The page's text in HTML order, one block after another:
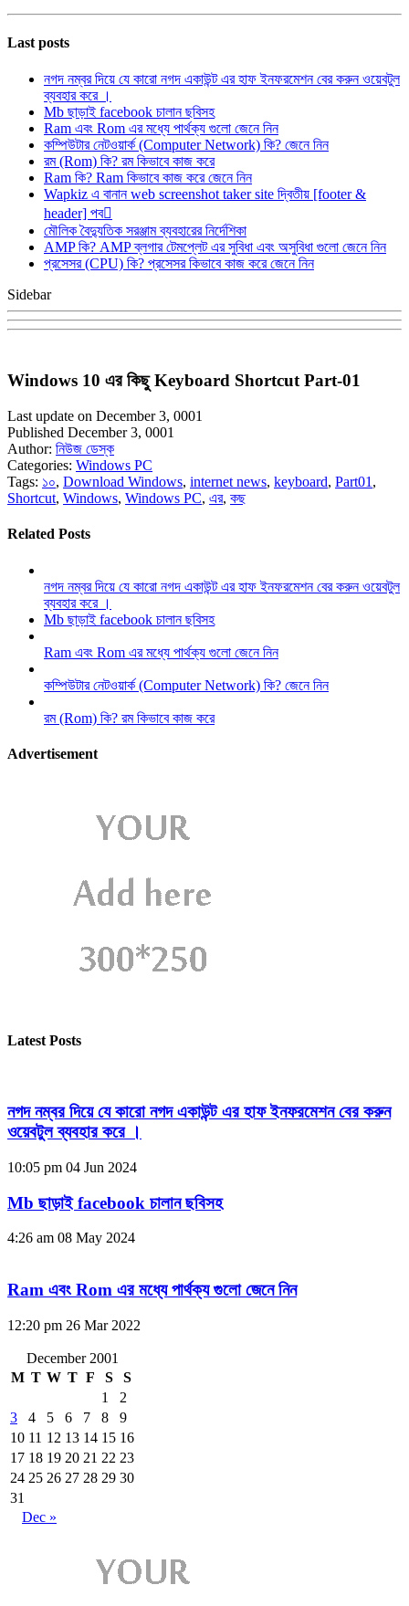
Last posts
নগদ নম্বর দিয়ে যে কারো নগদ একাউন্ট এর হাফ ইনফরমেশন বের করুন ওয়েবটুল
ব্যবহার করে ।
Mb ছাড়াই facebook চালান ছবিসহ
Ram এবং Rom এর মধ্যে পার্থক্য গুলো জেনে নিন
কম্পিউটার নেটওয়ার্ক (Computer Network) কি? জেনে নিন
রম (Rom) কি? রম কিভাবে কাজ করে
Ram কি? Ram কিভাবে কাজ করে জেনে নিন
Wapkiz এ বানান web screenshot taker site দ্বিতীয় [footer &
header] পব
মৌলিক বৈদ্যুতিক সরঞ্জাম ব্যবহারের নির্দেশিকা
AMP কি? AMP ব্লগার টেমপ্লেট এর সুবিধা এবং অসুবিধা গুলো জেনে নিন
প্রসেসর (CPU) কি? প্রসেসর কিভাবে কাজ করে জেনে নিন
Sidebar
Windows 10 এর কিছু Keyboard Shortcut Part-01
Last update on December 3, 0001
Published December 3, 0001
Author: নিউজ ডেস্ক
Categories: Windows PC
Tags: ১০, Download Windows, internet news, keyboard, Part01 ,
Shortcut, Windows, Windows PC, এর, কছ
Related Posts
নগদ নম্বর দিয়ে যে কারো নগদ একাউন্ট এর হাফ ইনফরমেশন বের করুন ওয়েবটুল
ব্যবহার করে ।
Mb ছাড়াই facebook চালান ছবিসহ
Ram এবং Rom এর মধ্যে পার্থক্য গুলো জেনে নিন
কম্পিউটার নেটওয়ার্ক (Computer Network) কি? জেনে নিন
রম (Rom) কি? রম কিভাবে কাজ করে
Advertisement
Latest Posts
নগদ নম্বর দিয়ে যে কারো নগদ একাউন্ট এর হাফ ইনফরমেশন বের করুন
ওয়েবটুল ব্যবহার করে ।
10:05 pm 04 Jun 2024
Mb ছাড়াই facebook চালান ছবিসহ
4:26 am 08 May 2024
Ram এবং Rom এর মধ্যে পার্থক্য গুলো জেনে নিন
12:20 pm 26 Mar 2022
December 2001
M T W T F S
S
1
2
3
4 5 6 7 8
9
10 11 12 13 14 15 16
17 18 19 20 21 22 23
24 25 26 27 28 29 30
31
Dec »